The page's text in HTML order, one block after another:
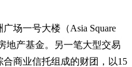
场一号大楼（Asia Square
地产基金。另一笔大型交易
商业信托组成的财团，以15